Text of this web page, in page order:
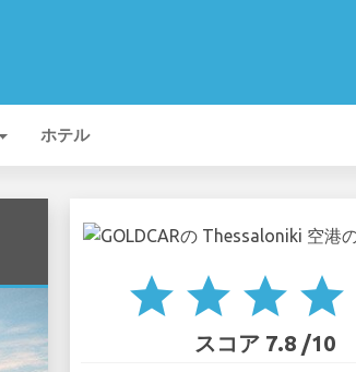
ホテル
star star star star
スコア 7.8 /10